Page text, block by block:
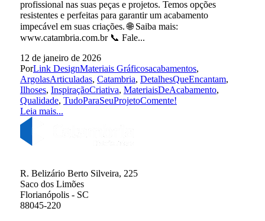
profissional nas suas peças e projetos. Temos opções
resistentes e perfeitas para garantir um acabamento
impecável em suas criações. 🌐 Saiba mais:
www.catambria.com.br 📞 Fale...
12 de janeiro de 2026
PorLink DesignMateriais Gráficosacabamentos,
ArgolasArticuladas, Catambria, DetalhesQueEncantam,
Ilhoses, InspiraçãoCriativa, MateriaisDeAcabamento,
Qualidade, TudoParaSeuProjetoComente!
Leia mais...
R. Belizário Berto Silveira, 225
Saco dos Limões
Florianópolis - SC
88045-220